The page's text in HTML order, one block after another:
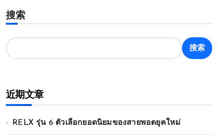
搜索
搜索
近期文章
RELX รุ่น 6 ตัวเลือกยอดนิยมของสายพอตยุคใหม่